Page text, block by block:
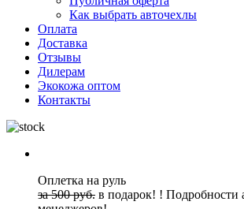
Как выбрать авточехлы
Оплата
Доставка
Отзывы
Дилерам
Экокожа оптом
Контакты
Оплетка на руль
за 500 руб. в подарок! ! Подробности